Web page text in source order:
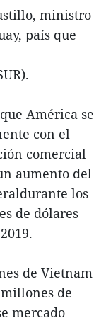
ministro
país que
América se
con el
comercial
aumento del
los
de dólares
de Vietnam
de
mercado